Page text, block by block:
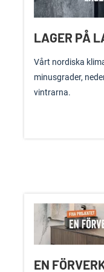
LAGER PÅ
Vårt nordiska
minusgrader,
vintrarna.
EN